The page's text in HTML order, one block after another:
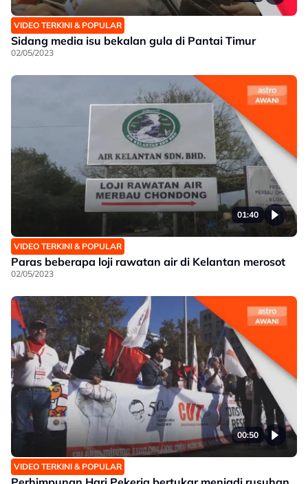
VIDEO TERKINI & POPULAR
Sidang media isu bekalan gula di Pantai Timur
02/05/2023
01:40
VIDEO TERKINI & POPULAR
Paras beberapa loji rawatan air di Kelantan merosot
02/05/2023
00:50
VIDEO TERKINI & POPULAR